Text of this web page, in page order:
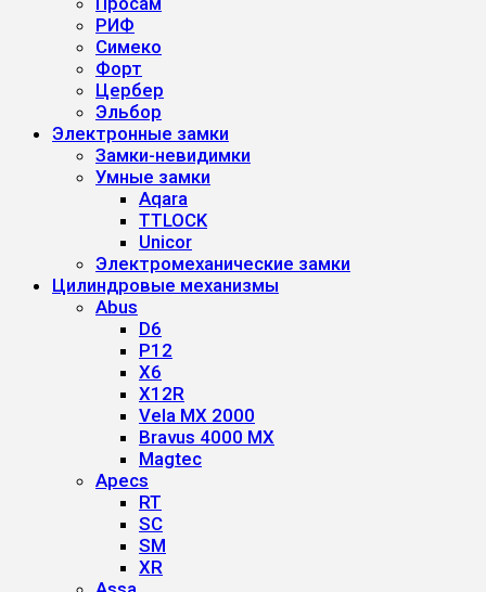
РИФ
Симеко
Форт
Цербер
Эльбор
Электронные замки
Замки-невидимки
Умные замки
Aqara
TTLOCK
Unicor
Электромеханические замки
Цилиндровые механизмы
Abus
D6
P12
X6
X12R
Vela MX 2000
Bravus 4000 MX
Magtec
Apecs
RT
SC
SM
XR